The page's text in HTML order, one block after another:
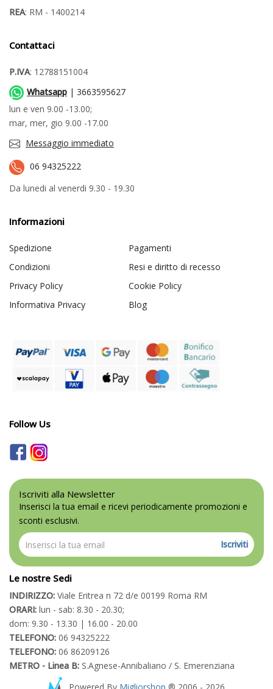
REA: RM - 1400214
Contattaci
P.IVA: 12788151004
Whatsapp | 3663595627
lun e ven 9.00 -13.00;
mar, mer, gio 9.00 -17.00
Messaggio immediato
06 94325222
Da lunedi al venerdi 9.30 - 19.30
Informazioni
Spedizione
Pagamenti
Condizioni
Resi e diritto di recesso
Privacy Policy
Cookie Policy
Informativa Privacy
Blog
Follow Us
Iscriviti alla Newsletter
Inserisci la tua email e ricevi periodicamente promozioni e
sconti esclusivi.
Iscriviti
Le nostre Sedi
INDIRIZZO: Viale Eritrea n 72 d/e 00199 Roma RM
ORARI: lun - sab: 8.30 - 20.30;
dom: 9.30 - 13.30 | 16.00 - 20.00
TELEFONO: 06 94325222
TELEFONO: 06 86209126
METRO - Linea B: S.Agnese-Annibaliano / S. Emerenziana